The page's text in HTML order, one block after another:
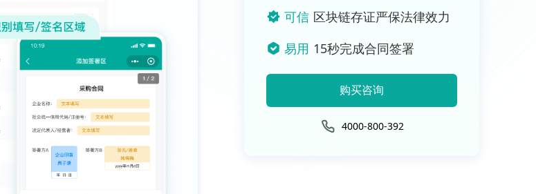
可信 区块链存证严保法律效力
易用 15秒完成合同签署
购买咨询
4000-800-392